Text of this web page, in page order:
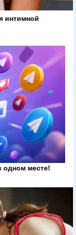
интимной
одном месте!